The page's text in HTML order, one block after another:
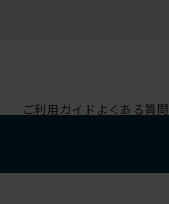
ご利用ガイド よくある質問